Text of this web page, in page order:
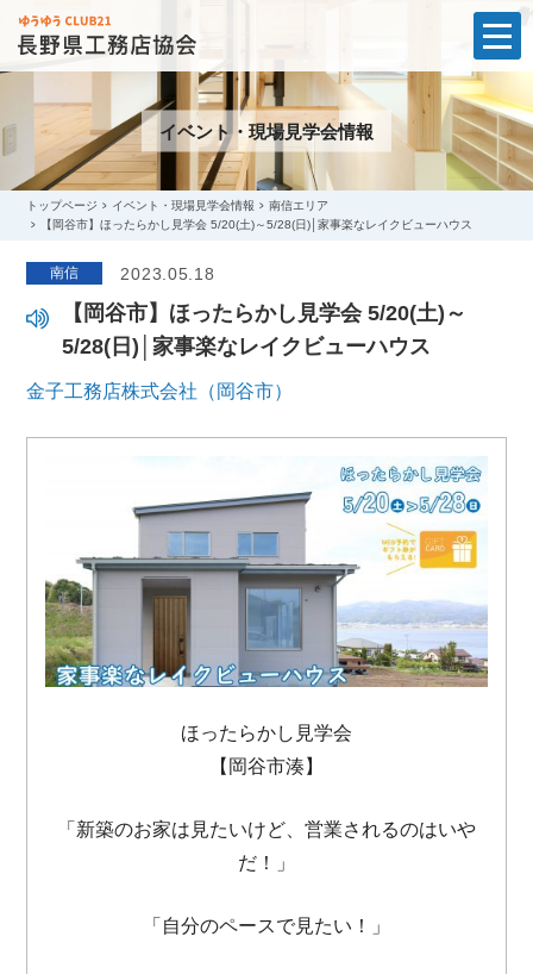
t
o
g
g
l
e
a
v
イベント・現場見学会情報
トップページ イベント・現場見学会情報
南信エリア
【岡谷市】ほったらかし見学会 5/20(土)～5/28(日)│家事楽なレイクビューハウス
南信 2023.05.18
【岡谷市】ほったらかし見学会 5/20(土)～
5/28(日)│家事楽なレイクビューハウス
金子工務店株式会社（岡谷市）
ほったらかし見学会
【岡谷市湊】
「新築のお家は見たいけど、営業されるのはいや
だ！」
「自分のペースで見たい！」